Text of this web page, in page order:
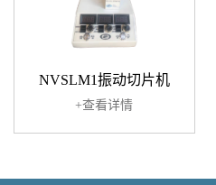
NVSLM1振动切片机
+查看详情